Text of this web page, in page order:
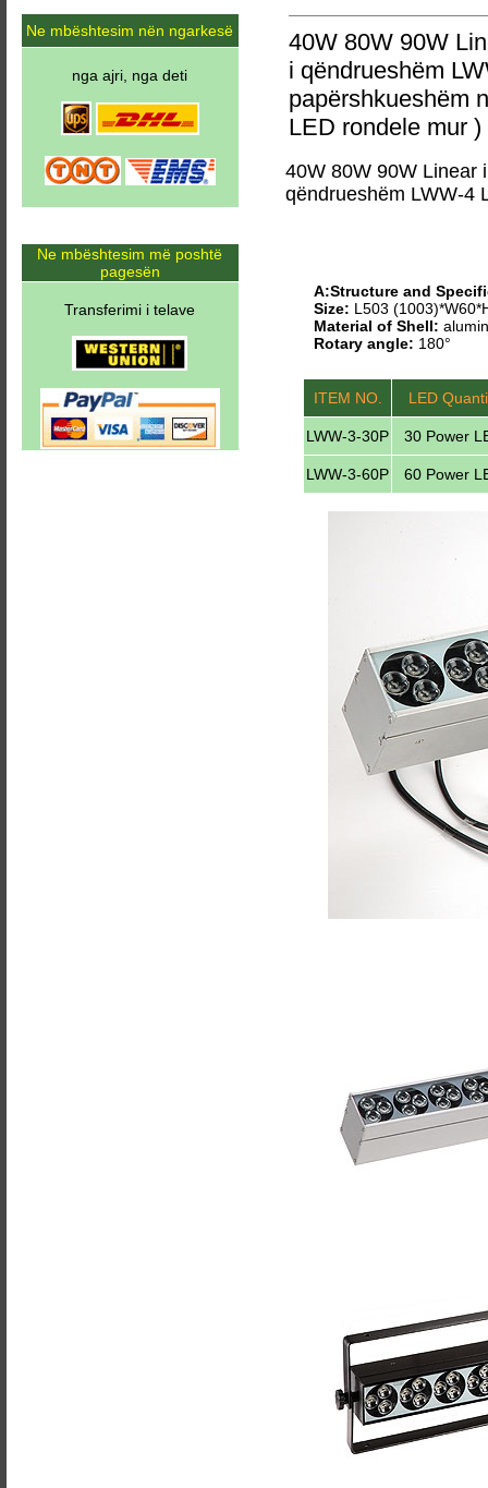
40W 80W 90W
i qëndrueshëm
papërshkueshëm
LED rondele mur )
40W 80W 90W Linear
qëndrueshëm LWW-4
A:Structure and
Size: L503
Material of Shell:
Rotary angle: 180°
ITEM NO. LED
LWW-3-30P 30 Power
LWW-3-60P 60 Power
Ne mbështesim nën ngarkesë
nga ajri, nga deti
Ne mbështesim më poshtë
pagesën
Transferimi i telave